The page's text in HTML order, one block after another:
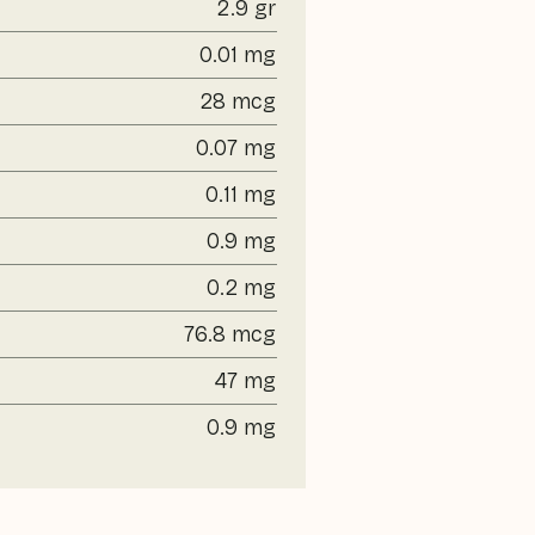
2.9 gr
0.01 mg
28 mcg
0.07 mg
0.11 mg
0.9 mg
0.2 mg
76.8 mcg
47 mg
0.9 mg